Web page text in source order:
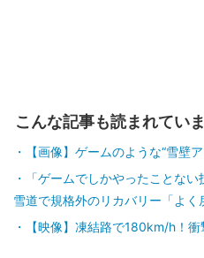
こんな記事も読まれてい
【画像】ゲームのような“雪壁
「ゲームでしかやったことな
雪道で規格外のリカバリー「よく
【映像】凍結路で180km/h！